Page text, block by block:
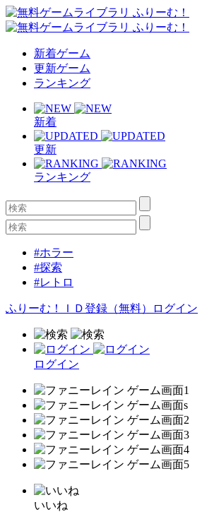
新着ゲーム
更新ゲーム
ランキング
新着
更新
ランキング
#ホラー
#探索
#レトロ
ふりーむ！ＩＤ登録（無料） ログイン
ログイン
いいね